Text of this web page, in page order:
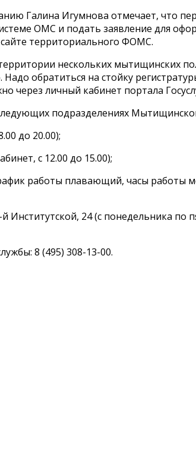
Галина Игумнова отмечает, что
ОМС и подать заявление для
территориального ФОМС.
нескольких мытищинских
обратиться на стойку
личный кабинет портала
подразделениях
до 20.00);
с 12.00 до 15.00);
работы плавающий, часы работы
24 (с понедельника по
8 (495) 308-13-00.